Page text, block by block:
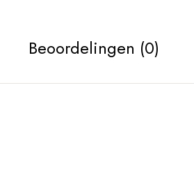
Beoordelingen (0)